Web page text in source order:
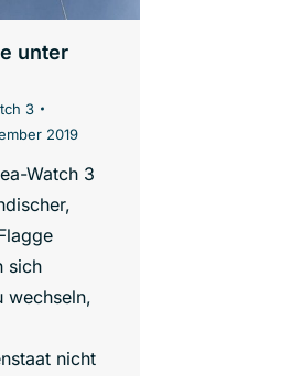
unter
3
2019
Watch 3
sich
wechseln,
nicht